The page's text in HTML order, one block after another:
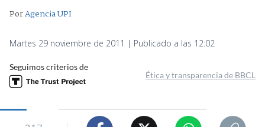
PorAgencia UPI
Martes 29 noviembre de 2011 | Publicado a las 12:02
Seguimos criterios de
Ética y transparencia de BBCL